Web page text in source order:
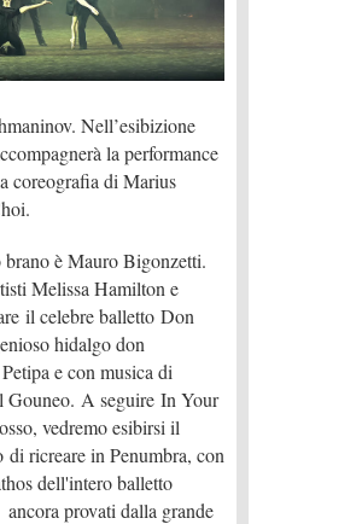
Nell’esibizione
la performance
coreografia di Marius
è Mauro Bigonzetti.
Melissa Hamilton e
il celebre balletto Don
hidalgo don
e con musica di
Gouneo. A seguire In Your
vedremo esibirsi il
ricreare in Penumbra, con
dell'intero balletto
provati dalla grande